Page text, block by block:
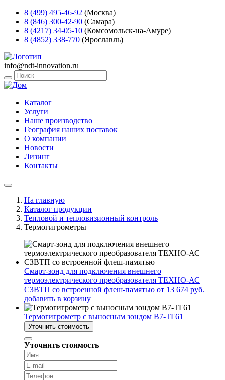
8 (499) 495-46-92 (Москва)
8 (846) 300-42-90 (Самара)
8 (4217) 34-05-10 (Комсомольск-на-Амуре)
8 (4852) 338-770 (Ярославль)
info@ndt-innovation.ru
Каталог
Услуги
Наше производство
География наших поставок
О компании
Новости
Лизинг
Контакты
На главную
Каталог продукции
Тепловой и тепловизионный контроль
Термогигрометры
Смарт-зонд для подключения внешнего
термоэлектрического преобразователя ТЕХНО-АС
СЗВТП со встроенной флеш-памятью от 13 674 руб.
добавить в корзину
Термогигрометр с выносным зондом В7-ТГ61
Уточнить стоимость
Уточнить стоимость